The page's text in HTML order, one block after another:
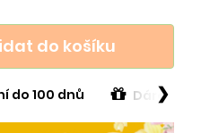
do košíku
do 100 dnů Dárek v
❯